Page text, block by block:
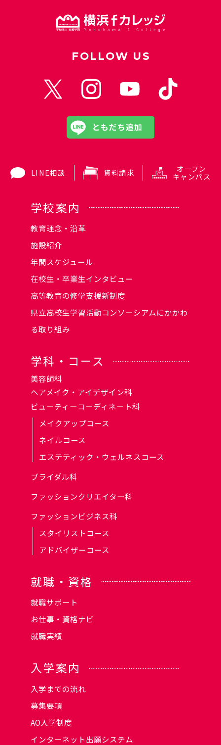
FOLLOW US
LINE相談 資料請求 オープン
キャンパス
学校案内
教育理念・沿革
施設紹介
年間スケジュール
在校生・卒業生インタビュー
高等教育の修学支援新制度
県立高校生学習活動コンソーシアムにかかわ
る取り組み
学科・コース
美容師科
ヘアメイク・アイデザイン科
ビューティーコーディネート科
メイクアップコース
ネイルコース
エステティック・ウェルネスコース
ブライダル科
ファッションクリエイター科
ファッションビジネス科
スタイリストコース
アドバイザーコース
就職・資格
就職サポート
お仕事・資格ナビ
就職実績
入学案内
入学までの流れ
募集要項
AO入学制度
インターネット出願システム